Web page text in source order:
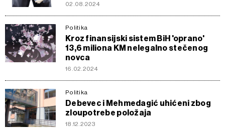
02.08.2024
Politika
Kroz finansijski sistem BiH 'oprano'
13,6 miliona KM nelegalno stečenog
novca
16.02.2024
Politika
Debevec i Mehmedagić uhićeni zbog
zloupotrebe položaja
18.12.2023